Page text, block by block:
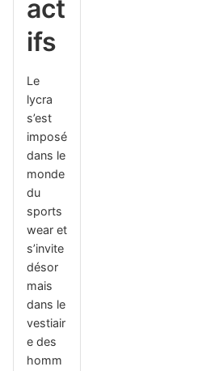
act
ifs
Le
lycra
s’est
imposé
dans le
monde
du
sports
wear et
s’invite
désor
mais
dans le
vestiair
e des
homm